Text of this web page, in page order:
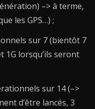
–> à terme,
les GPS…) ;
sur 7 (bientôt 7
1G lorsqu’ils seront
sur 14 (–>
d’être lancés, 3